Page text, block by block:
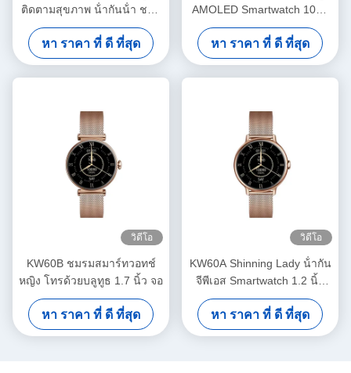
ติดตามสุขภาพ น้ํากันน้ํา ชมา
ร์ทวอชผู้หญิง 1.7 นิ้ว
หา ราคา ที่ ดี ที่สุด
AMOLED Smartwatch 100+
โหมดกีฬา Smart Watch
ติดตามสุขภาพ
หา ราคา ที่ ดี ที่สุด
วิดีโอ
KW60B ชมรมสมาร์ทวอทช์
หญิง โทรด้วยบลูทูธ 1.7 นิ้ว จอ
หา ราคา ที่ ดี ที่สุด
วิดีโอ
KW60A Shinning Lady น้ํากัน
จีพีเอส Smartwatch 1.2 นิ้ว
Display Smartwatch
AMOLED
หา ราคา ที่ ดี ที่สุด